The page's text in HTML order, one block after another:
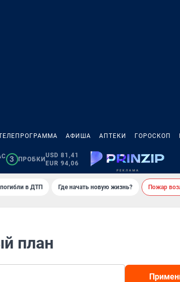
АФИША АПТЕКИ ГОРОСКОП
3 ПРОБКИ
USD 81,41
EUR 94,06
в ДТП Где начать новую жизнь? Пожар
план